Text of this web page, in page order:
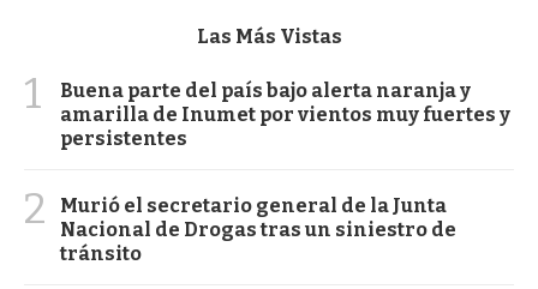
Las Más Vistas
1
Buena parte del país bajo alerta naranja y
amarilla de Inumet por vientos muy fuertes y
persistentes
2
Murió el secretario general de la Junta
Nacional de Drogas tras un siniestro de
tránsito